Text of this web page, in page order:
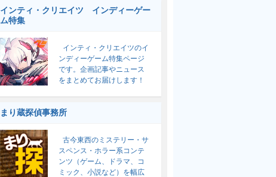
インティ・クリエイツ インディーゲー
ム特集
インティ・クリエイツのイ
ンディーゲーム特集ページ
です。企画記事やニュース
をまとめてお届けします！
まり蔵探偵事務所
古今東西のミステリー・サ
スペンス・ホラー系コンテ
ンツ（ゲーム、ドラマ、コ
ミック、小説など）を幅広